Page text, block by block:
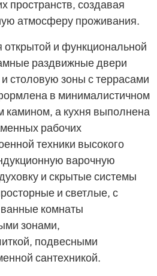
пространств, создавая
атмосферу проживания.
открытой и функциональной
раздвижные двери
столовую зоны с террасами
в минималистичном
камином, а кухня выполнена
рабочих
техники высокого
варочную
и скрытые системы
и светлые, с
комнаты
зонами,
подвесными
сантехникой.